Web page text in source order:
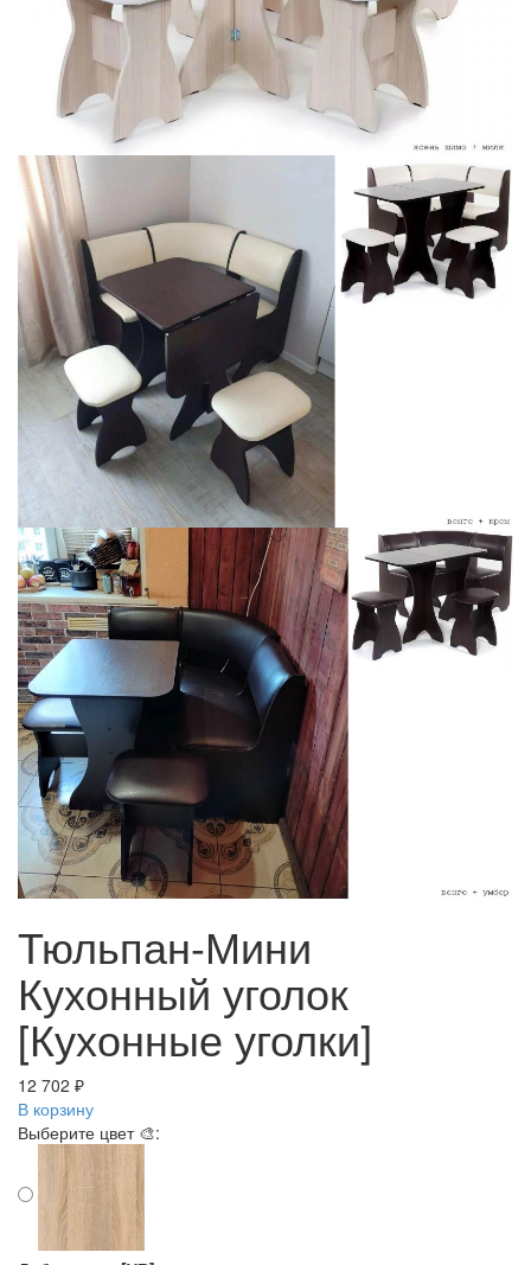
Тюльпан-Мини
Кухонный уголок
[Кухонные уголки]
12 702 ₽
В корзину
Выберите цвет 🎨: